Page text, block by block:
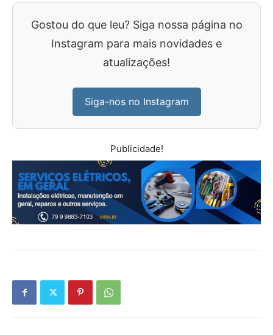
Gostou do que leu? Siga nossa página no
Instagram para mais novidades e
atualizações!
Siga-nos no Instagram
Publicidade!